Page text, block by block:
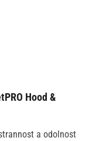
Hood &
a odolnost